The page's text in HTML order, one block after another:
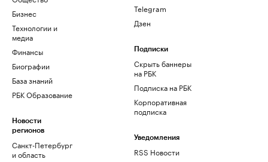
Бизнес
Технологии и
медиа
Финансы
Биографии
База знаний
РБК Образование
Новости
регионов
Санкт-Петербург
и область
Telegram
Дзен
Подписки
Скрыть баннеры
на РБК
Подписка на РБК
Корпоративная
подписка
Уведомления
RSS Новости